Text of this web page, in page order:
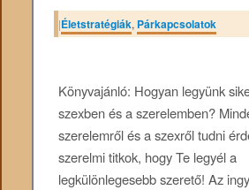
|Életstratégiák, Párkapcsolatok
Könyvajánló: Hogyan legyünk
szexben és a szerelemben?
szerelemről és a szexről tudni
szerelmi titkok, hogy Te legyél a
legkülönlegesebb szerető! Az